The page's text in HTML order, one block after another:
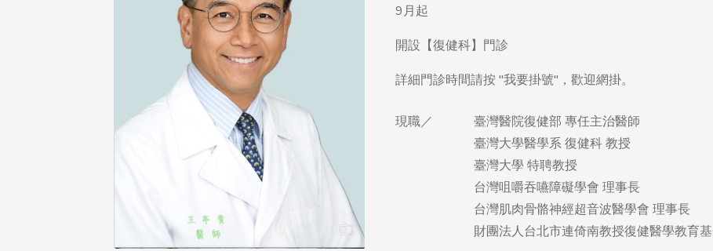
現職／
臺灣醫院復健部 專任主治醫師
臺灣大學醫學系 復健科 教授
臺灣大學 特聘教授
台灣咀嚼吞嚥障礙學會 理事長
台灣肌肉骨骼神經超音波醫學會 理事長
財團法人台北市連倚南教授復健醫學教育